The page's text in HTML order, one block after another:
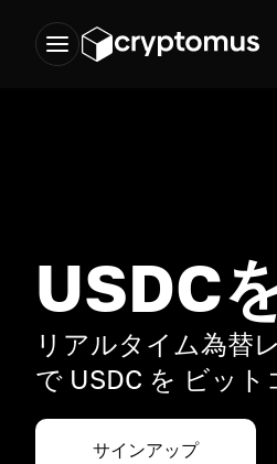
USDC
リアルタイム為替
で USDC を ビッ
サインアップ